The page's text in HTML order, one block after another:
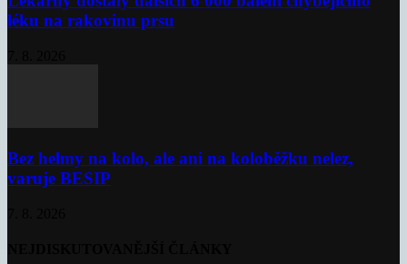
léku na rakovinu prsu
Bez helmy na kolo, ale ani na koloběžku nelez,
varuje BESIP